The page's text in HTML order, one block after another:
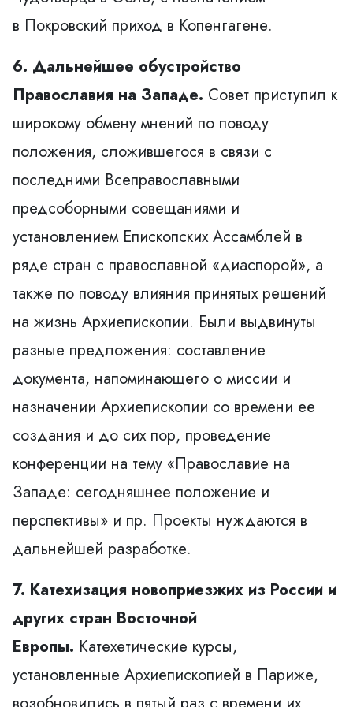
в Покровский приход в Копенгагене.
6. Дальнейшее обустройство
Православия на Западе. Совет приступил к
широкому обмену мнений по поводу
положения, сложившегося в связи с
последними Всеправославными
предсоборными совещаниями и
установлением Епископских Ассамблей в
ряде стран с православной «диаспорой», а
также по поводу влияния принятых решений
на жизнь Архиепископии. Были выдвинуты
разные предложения: составление
документа, напоминающего о миссии и
назначении Архиепископии со времени ее
создания и до сих пор, проведение
конференции на тему «Православие на
Западе: сегодняшнее положение и
перспективы» и пр. Проекты нуждаются в
дальнейшей разработке.
7. Катехизация новоприезжих из России и
других стран Восточной
Европы. Катехетические курсы,
установленные Архиепископией в Париже,